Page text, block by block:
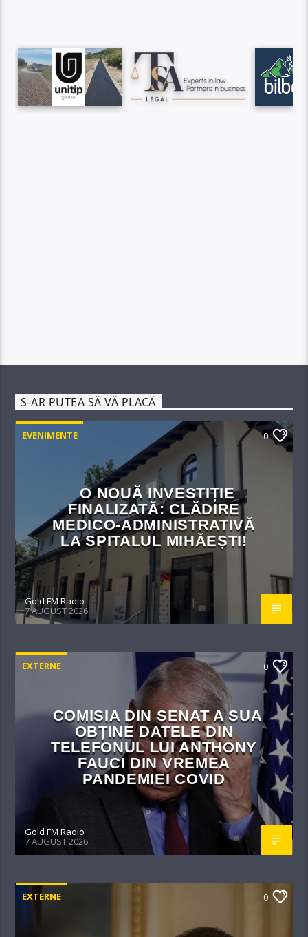
S-AR PUTEA SĂ VĂ PLACĂ
EVENIMENTE 0
O NOUĂ INVESTIȚIE
FINALIZATĂ: CLĂDIRE
MEDICO-ADMINISTRATIVĂ
LA SPITALUL MIHĂEȘTI!​
Gold FM Radio
7 AUGUST 2026
EXTERNE 0
COMISIA DIN SENAT A SUA
OBȚINE DATELE DIN
TELEFONUL LUI ANTHONY
FAUCI DIN VREMEA
PANDEMIEI COVID
Gold FM Radio
7 AUGUST 2026
EXTERNE 0